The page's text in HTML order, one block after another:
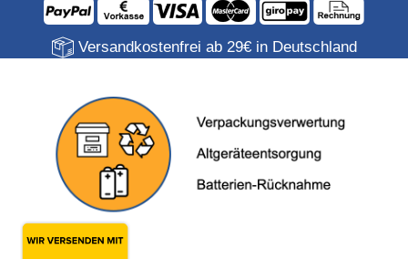
Versandkostenfrei ab 29€ in Deutschland